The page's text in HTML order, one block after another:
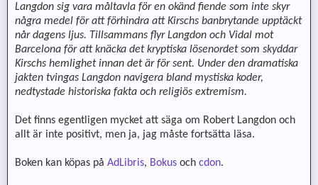
Langdon sig vara måltavla för en okänd fiende som inte skyr
några medel för att förhindra att Kirschs banbrytande upptäckt
når dagens ljus. Tillsammans flyr Langdon och Vidal mot
Barcelona för att knäcka det kryptiska lösenordet som skyddar
Kirschs hemlighet innan det är för sent. Under den dramatiska
jakten tvingas Langdon navigera bland mystiska koder,
nedtystade historiska fakta och religiös extremism.
Det finns egentligen mycket att säga om Robert Langdon och
allt är inte positivt, men ja, jag måste fortsätta läsa.
Boken kan köpas på AdLibris, Bokus och cdon.